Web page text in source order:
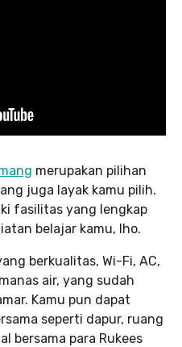
merupakan pilihan
juga layak kamu pilih.
fasilitas yang lengkap
belajar kamu, lho.
berkualitas, Wi-Fi, AC,
air, yang sudah
Kamu pun dapat
seperti dapur, ruang
bersama para Rukees